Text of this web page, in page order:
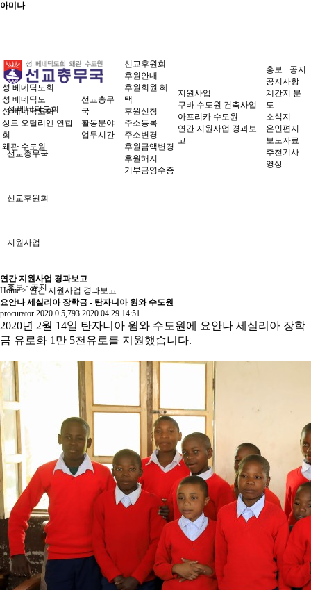
아미나
성 베네딕도회
선교총무국
선교후원회
지원사업
홍보 · 공지
성 베네딕도회
성 베네딕도
성 베네딕도회
상트 오틸리엔 연합
회
왜관 수도원
선교총무
국
활동분야
업무시간
선교후원회
후원안내
후원회원 혜
택
후원신청
주소등록
주소변경
후원금액변경
후원해지
기부금영수증
지원사업
쿠바 수도원 건축사업
아프리카 수도원
연간 지원사업 경과보
고
홍보 · 공지
공지사항
계간지 분
도
소식지
은인편지
보도자료
추천기사
영상
연간 지원사업 경과보고
Home > 연간 지원사업 경과보고
요안나 세실리아 장학금 - 탄자니아 윔와 수도원
procurator 2020 0 5,793 2020.04.29 14:51
2020년 2월 14일 탄자니아 윔와 수도원에 요안나 세실리아 장학
금 유로화 1만 5천유로를 지원했습니다.